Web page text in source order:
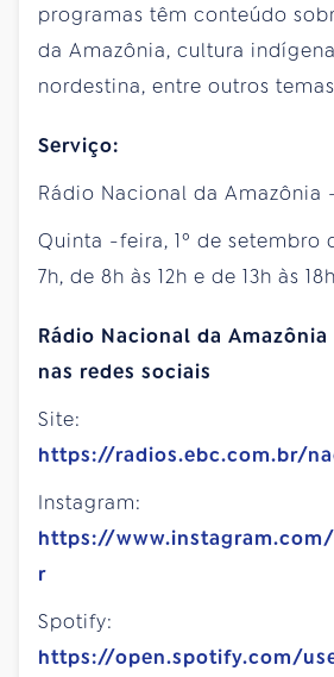
programas têm conteúdo
da Amazônia, cultura
nordestina, entre outros
Serviço:
Rádio Nacional da Amazônia
Quinta -feira, 1º de setembro
7h, de 8h às 12h e de 13h às 18h
Rádio Nacional da
nas redes sociais
Site:
https://radios.ebc.com.br/
Instagram:
https://
r
Spotify:
https://open.spotify.com/